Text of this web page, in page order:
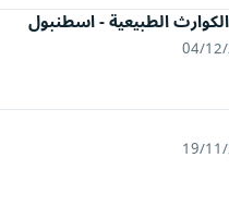
الطبيعية - اسطنبول